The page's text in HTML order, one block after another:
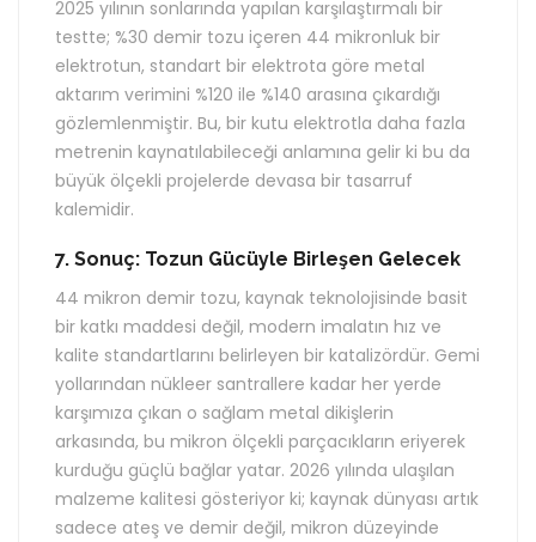
2025 yılının sonlarında yapılan karşılaştırmalı bir
testte; %30 demir tozu içeren 44 mikronluk bir
elektrotun, standart bir elektrota göre metal
aktarım verimini %120 ile %140 arasına çıkardığı
gözlemlenmiştir. Bu, bir kutu elektrotla daha fazla
metrenin kaynatılabileceği anlamına gelir ki bu da
büyük ölçekli projelerde devasa bir tasarruf
kalemidir.
7. Sonuç: Tozun Gücüyle Birleşen Gelecek
44 mikron demir tozu, kaynak teknolojisinde basit
bir katkı maddesi değil, modern imalatın hız ve
kalite standartlarını belirleyen bir katalizördür. Gemi
yollarından nükleer santrallere kadar her yerde
karşımıza çıkan o sağlam metal dikişlerin
arkasında, bu mikron ölçekli parçacıkların eriyerek
kurduğu güçlü bağlar yatar. 2026 yılında ulaşılan
malzeme kalitesi gösteriyor ki; kaynak dünyası artık
sadece ateş ve demir değil, mikron düzeyinde